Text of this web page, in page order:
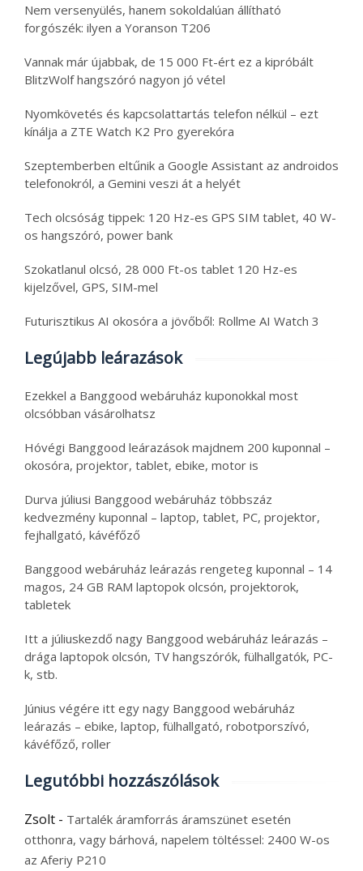
Nem versenyülés, hanem sokoldalúan állítható
forgószék: ilyen a Yoranson T206
Vannak már újabbak, de 15 000 Ft-ért ez a kipróbált
BlitzWolf hangszóró nagyon jó vétel
Nyomkövetés és kapcsolattartás telefon nélkül – ezt
kínálja a ZTE Watch K2 Pro gyerekóra
Szeptemberben eltűnik a Google Assistant az androidos
telefonokról, a Gemini veszi át a helyét
Tech olcsóság tippek: 120 Hz-es GPS SIM tablet, 40 W-
os hangszóró, power bank
Szokatlanul olcsó, 28 000 Ft-os tablet 120 Hz-es
kijelzővel, GPS, SIM-mel
Futurisztikus AI okosóra a jövőből: Rollme AI Watch 3
Legújabb leárazások
Ezekkel a Banggood webáruház kuponokkal most
olcsóbban vásárolhatsz
Hóvégi Banggood leárazások majdnem 200 kuponnal –
okosóra, projektor, tablet, ebike, motor is
Durva júliusi Banggood webáruház többszáz
kedvezmény kuponnal – laptop, tablet, PC, projektor,
fejhallgató, kávéfőző
Banggood webáruház leárazás rengeteg kuponnal – 14
magos, 24 GB RAM laptopok olcsón, projektorok,
tabletek
Itt a júliuskezdő nagy Banggood webáruház leárazás –
drága laptopok olcsón, TV hangszórók, fülhallgatók, PC-
k, stb.
Június végére itt egy nagy Banggood webáruház
leárazás – ebike, laptop, fülhallgató, robotporszívó,
kávéfőző, roller
Legutóbbi hozzászólások
Zsolt - Tartalék áramforrás áramszünet esetén
otthonra, vagy bárhová, napelem töltéssel: 2400 W-os
az Aferiy P210